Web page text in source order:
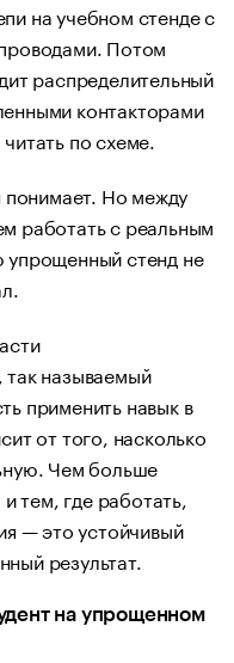
на учебном стенде с
Потом
распределительный
контакторами
по схеме.
понимает. Но между
работать с реальным
стенд не
так называемый
применить навык в
от того, насколько
Чем больше
тем, где работать,
— это устойчивый
результат.
на упрощенном